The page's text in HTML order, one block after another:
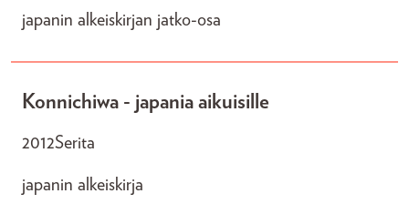
japanin alkeiskirjan jatko-osa
Konnichiwa - japania aikuisille
2012Serita
japanin alkeiskirja